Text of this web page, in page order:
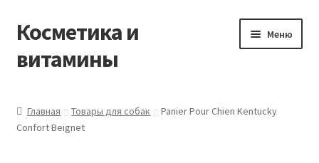
Перейти
к
навигации
Перейти
к
содержимому
Косметика и
витамины
Меню
Виды доставки
Главная Товары для собак
Panier Pour Chien Kentucky
Confort Beignet